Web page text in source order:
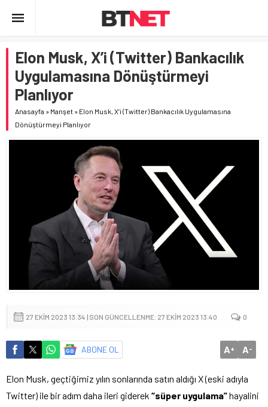
Elon Musk, X’i (Twitter) Bankacılık
Uygulamasına Dönüştürmeyi
Planlıyor
Anasayfa » Manşet » Elon Musk, X’i (Twitter) Bankacılık Uygulamasına
Dönüştürmeyi Planlıyor
27 EKIM 2023 13:34 | SON GÜNCELLENME: 27 EKIM 2023 13:40 0
ABONE OL A+ A-
Elon Musk, geçtiğimiz yılın sonlarında satın aldığı X (eski adıyla
Twitter) ile bir adım daha ileri giderek “süper uygulama”hayalini